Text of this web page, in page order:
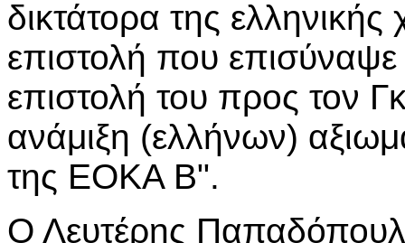
δικτάτορα της
επιστολή που
επιστολή του προς τον
ανάμιξη (ελλήνων)
της ΕΟΚΑ Β".
Ο Λευτέρης